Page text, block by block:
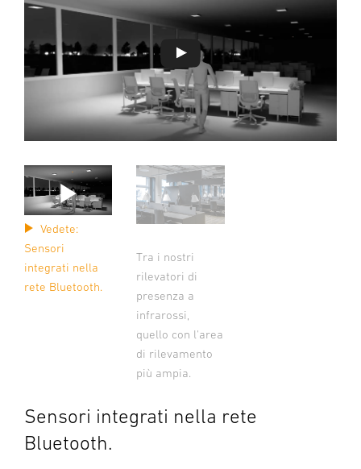
Vedete:
Sensori
integrati nella
rete Bluetooth.
Tra i nostri
rilevatori di
presenza a
infrarossi,
quello con l'area
di rilevamento
più ampia.
Sensori integrati nella rete
Bluetooth.